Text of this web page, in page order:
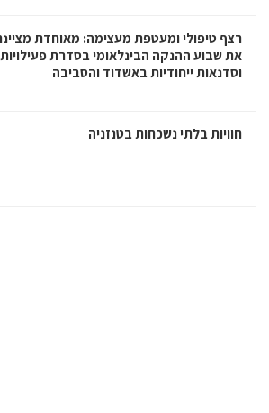
רצף טיפולי ומעטפת מעצימה: מאוחדת
את שבוע ההנקה הבינלאומי בסדרת פעילויות
וסדנאות ייחודיות באשדוד והסביבה
חוויות בלתי נשכחות בטנזניה